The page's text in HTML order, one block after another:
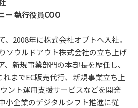
ー 執行役員COO
、2008年に株式会社オプトへ入社。
ソウルドアウト株式会社の立ち上げ
新規事業部門の本部長を歴任し、
までEC販売代行、新規事業立ち上
ント運用支援サービスなどを開発
小企業のデジタルシフト推進に従